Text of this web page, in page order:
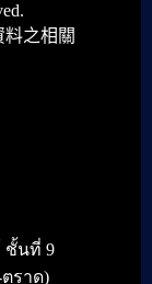
之相關
ชั้นที่ 9
ราด)